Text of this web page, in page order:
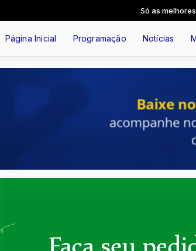
Só as melhores
Página Inicial Programação Notícias